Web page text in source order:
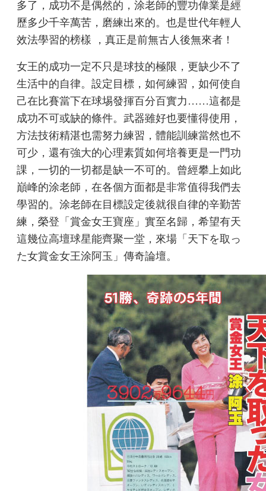
多了，成功不是偶然的，涂老師的豐功偉業是經
歷多少千辛萬苦，磨練出來的。也是世代年輕人
效法學習的榜樣 ，真正是前無古人後無來者！
女王的成功一定不只是球技的極限，更缺少不了
生活中的自律。設定目標，如何練習，如何使自
己在比賽當下在球埸發揮百分百實力……這都是
成功不可或缺的條件。武器雖好也要懂得使用，
方法技術精湛也需努力練習，體能訓練當然也不
可少，還有強大的心理素質如何培養更是一門功
課，一切的一切都是缺一不可的。曾經攀上如此
巔峰的涂老師，在各個方面都是非常值得我們去
學習的。涂老師在目標設定後就很自律的辛勤苦
練，榮登「賞金女王寶座」實至名歸，希望有天
這幾位高壇球星能齊聚一堂，來場「天下を取っ
た女賞金女王涂阿玉」傳奇論壇。